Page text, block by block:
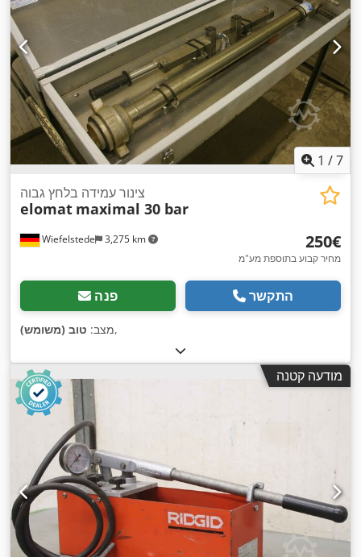
1 /7
Wiefelstede 3,275 km
צינור עמידה בלחץ גבוה
elomat maximal 30 bar
‏250 ‏€
מחיר קבוע בתוספת מע"מ
פנה התקשר
מצב: טוב (משומש) ,
מודעה קטנה